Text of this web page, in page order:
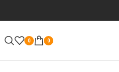
0 0